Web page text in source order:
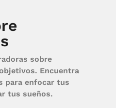
sobre
Encuentra
para enfocar tus
tus sueños.